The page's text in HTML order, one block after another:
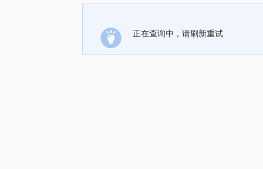
正在查询中，请刷新重试